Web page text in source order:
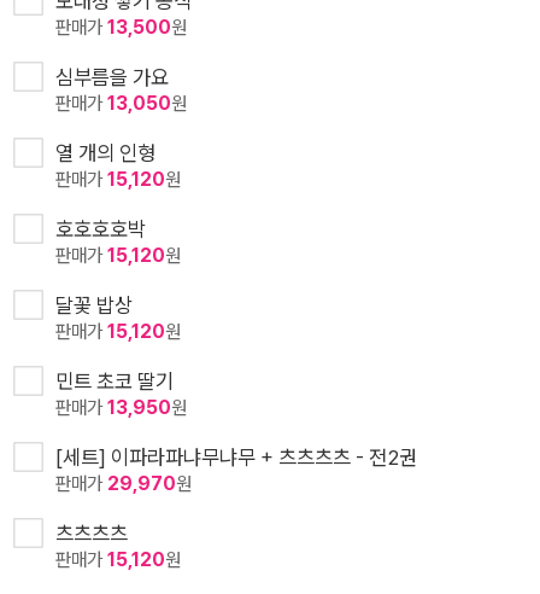
판매가13,500원
심부름을 가요
판매가13,050원
열 개의 인형
판매가15,120원
호호호호박
판매가15,120원
달꽃 밥상
판매가15,120원
민트 초코 딸기
판매가13,950원
[세트] 이파라파냐무냐무 + 츠츠츠츠 - 전2권
판매가 29,970원
츠츠츠츠
판매가15,120원